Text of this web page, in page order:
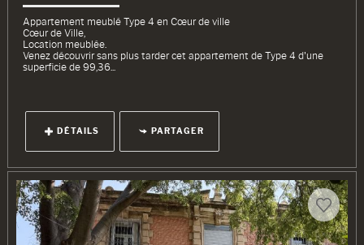
Appartement meublé Type 4 en Cœur de ville
Cœur de Ville,
Location meublée.
Venez découvrir sans plus tarder cet appartement de Type 4 d'une
superficie de 99,36...
DÉTAILS PARTAGER